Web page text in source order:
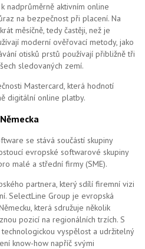
nadprůměrně aktivním online
na bezpečnost při placení. Na
měsíčně, tedy častěji, než je
moderní ověřovací metody, jako
otisků prstů používají přibližně tři
sledovaných zemí.
Mastercard, která hodnotí
digitální online platby.
se stává součástí skupiny
evropské softwarové skupiny
malé a střední firmy (SME).
partnera, který sdílí firemní vizi
SelectLine Group je evropská
která sdružuje několik
pozicí na regionálních trzích. S
vyspělost a udržitelný
know-how napříč svými